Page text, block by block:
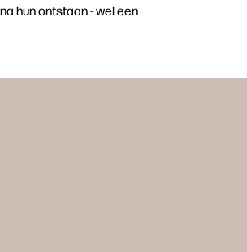
hun ontstaan - wel een